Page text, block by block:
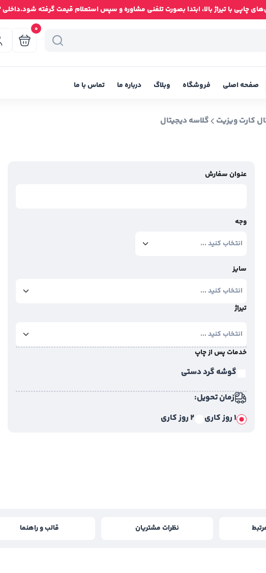
با تیراژ بالا، ابتدا بصورت تلفنی مشاوره و سپس استعلام قیمت گرفته شود.داخلی 102-101
0
صفحه اصلی فروشگاه وبلاگ درباره ما تماس با ما
کارت ویزیت گلاسه دیجیتال
عنوان سفارش
وجه
سایز
تیراژ
خدمات پس از چاپ
گوشه گرد دستی
زمان تحویل:
1 روز کاری
2 روز کاری
نظرات مشتریان قالب و راهنما